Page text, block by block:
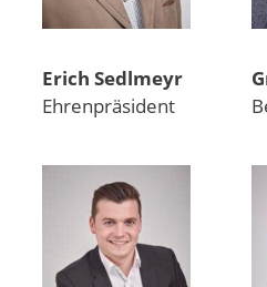
Erich Sedlmeyr
Ehrenpräsident